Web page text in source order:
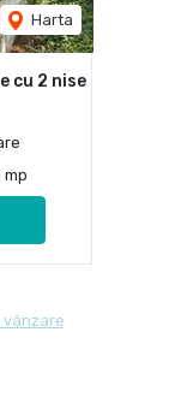
Harta
cu 2 nise
mp
vânzare